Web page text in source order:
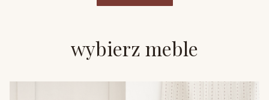
wybierz meble